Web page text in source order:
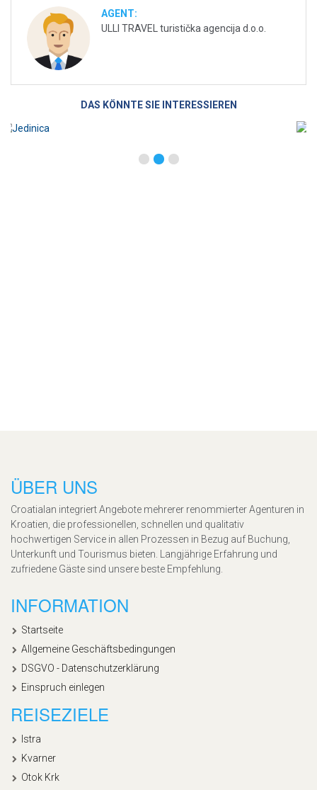
AGENT:
ULLI TRAVEL turistička agencija d.o.o.
DAS KÖNNTE SIE INTERESSIEREN
ÜBER UNS
Croatialan integriert Angebote mehrerer renommierter Agenturen in
Kroatien, die professionellen, schnellen und qualitativ
hochwertigen Service in allen Prozessen in Bezug auf Buchung,
Unterkunft und Tourismus bieten. Langjährige Erfahrung und
zufriedene Gäste sind unsere beste Empfehlung.
INFORMATION
Startseite
Allgemeine Geschäftsbedingungen
DSGVO - Datenschutzerklärung
Einspruch einlegen
REISEZIELE
Istra
Kvarner
Otok Krk